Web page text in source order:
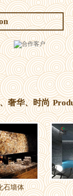
奢华、时尚
石墙体